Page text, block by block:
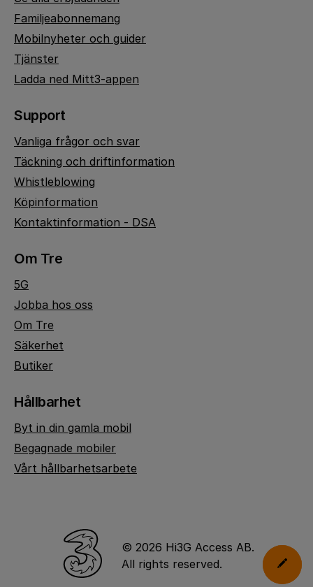
Familjeabonnemang
Mobilnyheter och guider
Tjänster
Ladda ned Mitt3-appen
Support
Vanliga frågor och svar
Täckning och driftinformation
Whistleblowing
Köpinformation
Kontaktinformation - DSA
Om Tre
5G
Jobba hos oss
Om Tre
Säkerhet
Butiker
Hållbarhet
Byt in din gamla mobil
Begagnade mobiler
Vårt hållbarhetsarbete
© 2026 Hi3G Access AB.
All rights reserved.